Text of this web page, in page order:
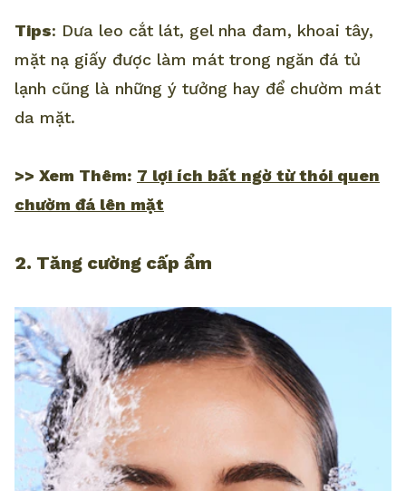
Tips: Dưa leo cắt lát, gel nha đam, khoai tây,
mặt nạ giấy được làm mát trong ngăn đá tủ
lạnh cũng là những ý tưởng hay để chườm mát
da mặt.
>> Xem Thêm: 7 lợi ích bất ngờ từ thói quen
chườm đá lên mặt
2. Tăng cường cấp ẩm